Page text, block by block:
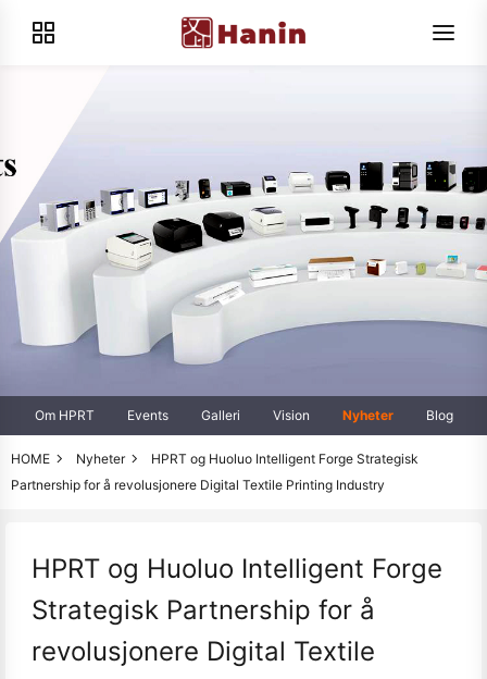
Om HPRT Events Galleri Vision Nyheter Blog
HOME Nyheter
HPRT og Huoluo Intelligent Forge Strategisk
Partnership for å revolusjonere Digital Textile Printing Industry
HPRT og Huoluo Intelligent Forge
Strategisk Partnership for å
revolusjonere Digital Textile